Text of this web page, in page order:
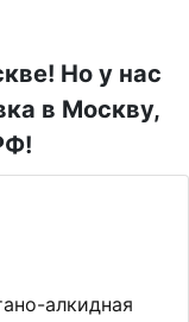
Но у нас
в Москву,
алкидная